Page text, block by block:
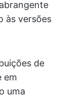
às versões
de
em
uma